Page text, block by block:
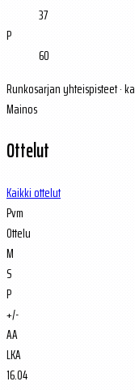
37
P
60
Runkosarjan yhteispisteet ·
Mainos
Ottelut
Kaikki ottelut
Pvm
Ottelu
M
S
P
+/-
AA
LKA
16.04